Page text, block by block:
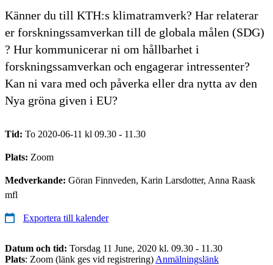
Känner du till KTH:s klimatramverk? Har relaterar
er forskningssamverkan till de globala målen (SDG)
? Hur kommunicerar ni om hållbarhet i
forskningssamverkan och engagerar intressenter?
Kan ni vara med och påverka eller dra nytta av den
Nya gröna given i EU?
Tid: To 2020-06-11 kl 09.30 - 11.30
Plats: Zoom
Medverkande: Göran Finnveden, Karin Larsdotter, Anna Raask
mfl
Exportera till kalender
Datum och tid: Torsdag 11 June, 2020 kl. 09.30 - 11.30
Plats: Zoom (länk ges vid registrering) Anmälningslänk